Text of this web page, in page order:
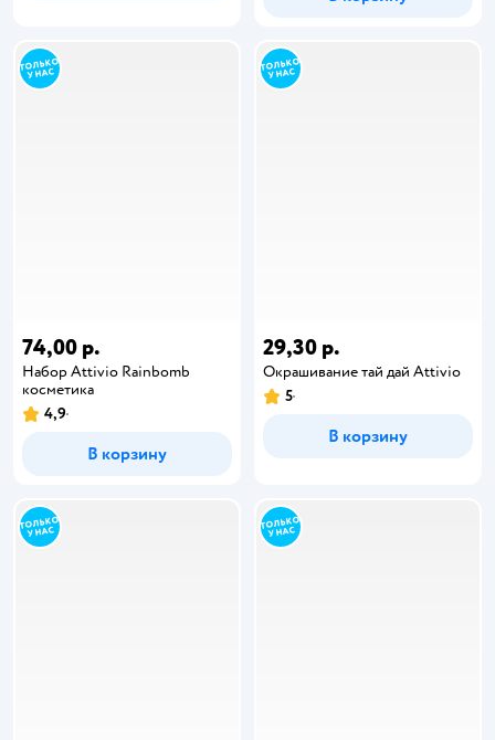
74,00 р.
Набор Attivio Rainbomb
косметика
4,9
В корзину
29,30 р.
Окрашивание тай дай Attivio
5
В корзину